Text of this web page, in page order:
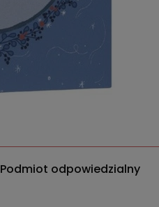
Podmiot odpowiedzialny